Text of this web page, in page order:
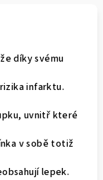
díky svému
infarktu.
uvnitř které
v sobě totiž
lepek.